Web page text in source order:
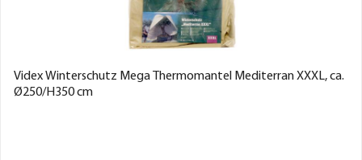
Videx Winterschutz Mega Thermomantel Mediterran XXXL, ca.
Ø250/H350 cm